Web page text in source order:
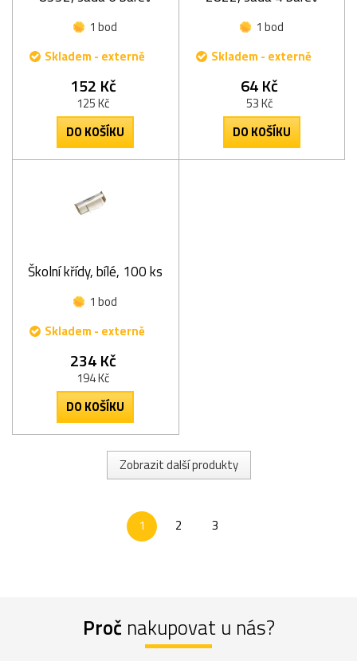
1 bod
Skladem - externě
152 Kč
125 Kč
DO KOŠÍKU
1 bod
Skladem - externě
64 Kč
53 Kč
DO KOŠÍKU
Školní křídy, bílé, 100 ks
1 bod
Skladem - externě
234 Kč
194 Kč
DO KOŠÍKU
Zobrazit další produkty
1 2 3
Proč nakupovat u nás?